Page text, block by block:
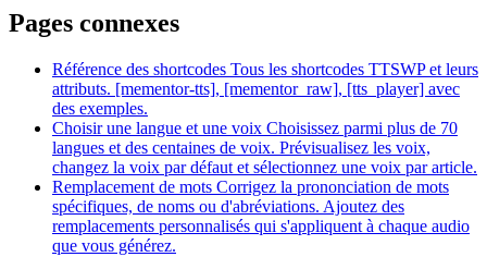
Pages connexes
Référence des shortcodes Tous les shortcodes TTSWP et leurs
attributs. [mementor-tts], [mementor_raw], [tts_player] avec
des exemples.
Choisir une langue et une voix Choisissez parmi plus de 70
langues et des centaines de voix. Prévisualisez les voix,
changez la voix par défaut et sélectionnez une voix par article.
Remplacement de mots Corrigez la prononciation de mots
spécifiques, de noms ou d'abréviations. Ajoutez des
remplacements personnalisés qui s'appliquent à chaque audio
que vous générez.